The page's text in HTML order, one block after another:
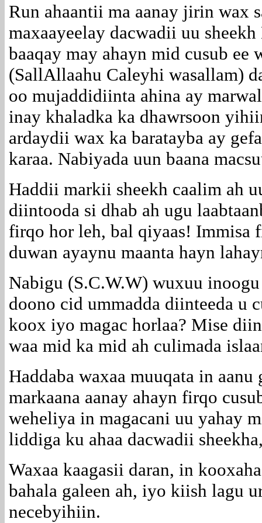
Run ahaantii ma aanay jirin wax
maxaayeelay dacwadii uu
baaqay may ahayn mid cusub
(SallAllaahu Caleyhi wasallam)
oo mujaddidiinta ahina ay
inay khaladka ka dhawrsoon
ardaydii wax ka baratayba ay
karaa. Nabiyada uun baana
Haddii markii sheekh caalim ah
diintooda si dhab ah ugu
firqo hor leh, bal qiyaas! Immisa
duwan ayaynu maanta hayn
Nabigu (S.C.W.W) wuxuu
doono cid ummadda diinteeda u
koox iyo magac horlaa? Mise
waa mid ka mid ah culimada
Haddaba waxaa muuqata in
markaana aanay ahayn firqo
weheliya in magacani uu yahay
liddiga ku ahaa dacwadii
Waxaa kaagasii daran, in
bahala galeen ah, iyo kiish lagu
necebyihiin.